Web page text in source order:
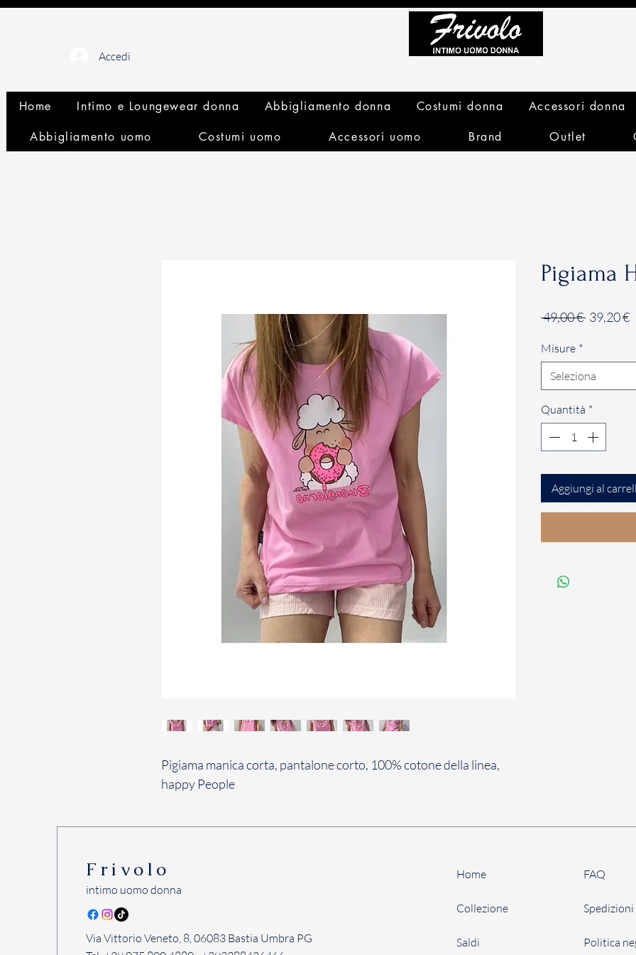
Accedi
Home Intimo e Loungewear donna Abbigliamento donna Costumi donna Accessori donna
Abbigliamento uomo Costumi uomo Accessori uomo Brand Outlet
Pigiama manica corta, pantalone corto, 100% cotone della linea,
happy People
Pigiama
49,00 € Prezzo
39,20 €
Misure *
Seleziona
Quantità *
Aggiungi al
Frivolo
intimo uomo donna
Via Vittorio Veneto, 8, 06083 Bastia Umbra PG
Home
Collezione
Saldi
FAQ
Spedizioni
Politica